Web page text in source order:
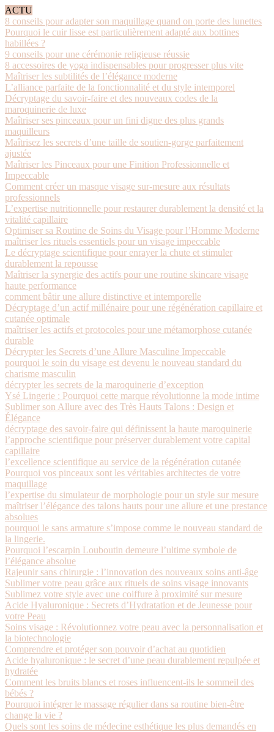
ACTU
8 conseils pour adapter son maquillage quand on porte des lunettes
Pourquoi le cuir lisse est particulièrement adapté aux bottines
habillées ?
9 conseils pour une cérémonie religieuse réussie
8 accessoires de yoga indispensables pour progresser plus vite
Maîtriser les subtilités de l’élégance moderne
L’alliance parfaite de la fonctionnalité et du style intemporel
Décryptage du savoir-faire et des nouveaux codes de la
maroquinerie de luxe
Maîtriser ses pinceaux pour un fini digne des plus grands
maquilleurs
Maîtrisez les secrets d’une taille de soutien-gorge parfaitement
ajustée
Maîtriser les Pinceaux pour une Finition Professionnelle et
Impeccable
Comment créer un masque visage sur-mesure aux résultats
professionnels
L’expertise nutritionnelle pour restaurer durablement la densité et la
vitalité capillaire
Optimiser sa Routine de Soins du Visage pour l’Homme Moderne
maîtriser les rituels essentiels pour un visage impeccable
Le décryptage scientifique pour enrayer la chute et stimuler
durablement la repousse
Maîtriser la synergie des actifs pour une routine skincare visage
haute performance
comment bâtir une allure distinctive et intemporelle
Décryptage d’un actif millénaire pour une régénération capillaire et
cutanée optimale
maîtriser les actifs et protocoles pour une métamorphose cutanée
durable
Décrypter les Secrets d’une Allure Masculine Impeccable
pourquoi le soin du visage est devenu le nouveau standard du
charisme masculin
décrypter les secrets de la maroquinerie d’exception
Ysé Lingerie : Pourquoi cette marque révolutionne la mode intime
Sublimer son Allure avec des Très Hauts Talons : Design et
Élégance
décryptage des savoir-faire qui définissent la haute maroquinerie
l’approche scientifique pour préserver durablement votre capital
capillaire
l’excellence scientifique au service de la régénération cutanée
Pourquoi vos pinceaux sont les véritables architectes de votre
maquillage
l’expertise du simulateur de morphologie pour un style sur mesure
maîtriser l’élégance des talons hauts pour une allure et une prestance
absolues
pourquoi le sans armature s’impose comme le nouveau standard de
la lingerie.
Pourquoi l’escarpin Louboutin demeure l’ultime symbole de
l’élégance absolue
Rajeunir sans chirurgie : l’innovation des nouveaux soins anti-âge
Sublimer votre peau grâce aux rituels de soins visage innovants
Sublimez votre style avec une coiffure à proximité sur mesure
Acide Hyaluronique : Secrets d’Hydratation et de Jeunesse pour
votre Peau
Soins visage : Révolutionnez votre peau avec la personnalisation et
la biotechnologie
Comprendre et protéger son pouvoir d’achat au quotidien
Acide hyaluronique : le secret d’une peau durablement repulpée et
hydratée
Comment les bruits blancs et roses influencent-ils le sommeil des
bébés ?
Pourquoi intégrer le massage régulier dans sa routine bien-être
change la vie ?
Quels sont les soins de médecine esthétique les plus demandés en